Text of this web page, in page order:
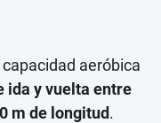
aeróbica
ida y vuelta entre
m de longitud.